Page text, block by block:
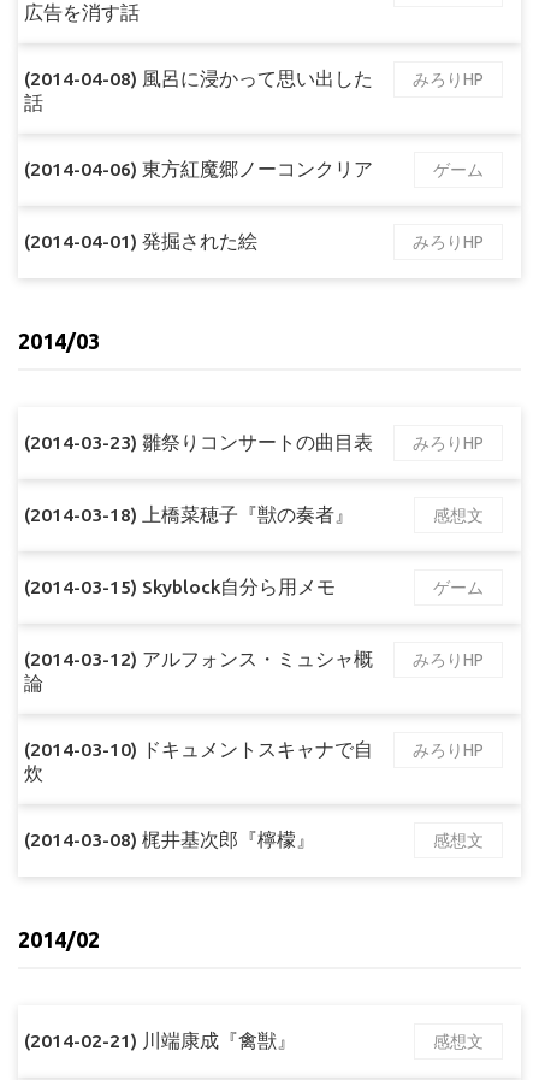
広告を消す話
(2014-04-08) 風呂に浸かって思い出した
話
みろりHP
(2014-04-06) 東方紅魔郷ノーコンクリア ゲーム
(2014-04-01) 発掘された絵 みろりHP
2014/03
(2014-03-23) 雛祭りコンサートの曲目表 みろりHP
(2014-03-18) 上橋菜穂子『獣の奏者』 感想文
(2014-03-15) Skyblock自分ら用メモ ゲーム
(2014-03-12) アルフォンス・ミュシャ概
論
みろりHP
(2014-03-10) ドキュメントスキャナで自
炊
みろりHP
(2014-03-08) 梶井基次郎『檸檬』 感想文
2014/02
(2014-02-21) 川端康成『禽獣』 感想文